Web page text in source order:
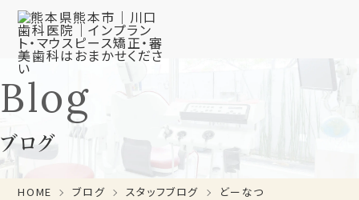
Blog
ブログ
HOME ブログ スタッフブログ どーなつ